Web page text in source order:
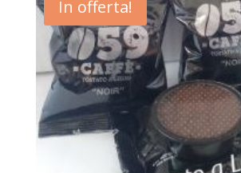
In offerta!